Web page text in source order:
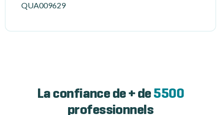
QUA009629
La confiance de + de 5500
professionnels